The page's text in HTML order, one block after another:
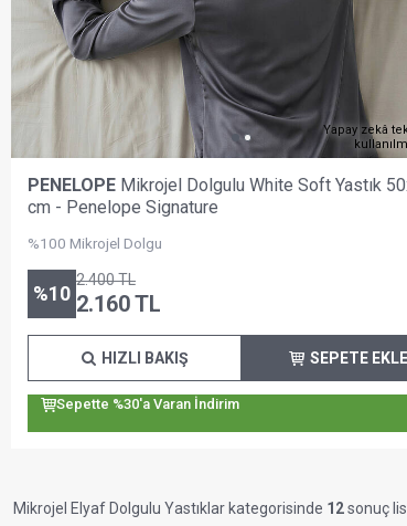
Yapay zekâ
PENELOPE Mikrojel Dolgulu White Soft Yastık
cm - Penelope Signature
%100 Mikrojel Dolgu
%10
2.400TL
2.160TL
SEPETE EKLE
HIZLI BAKIŞ
Sepette %30'a Varan İndirim
Mikrojel Elyaf Dolgulu Yastıklar kategorisinde 12sonuç